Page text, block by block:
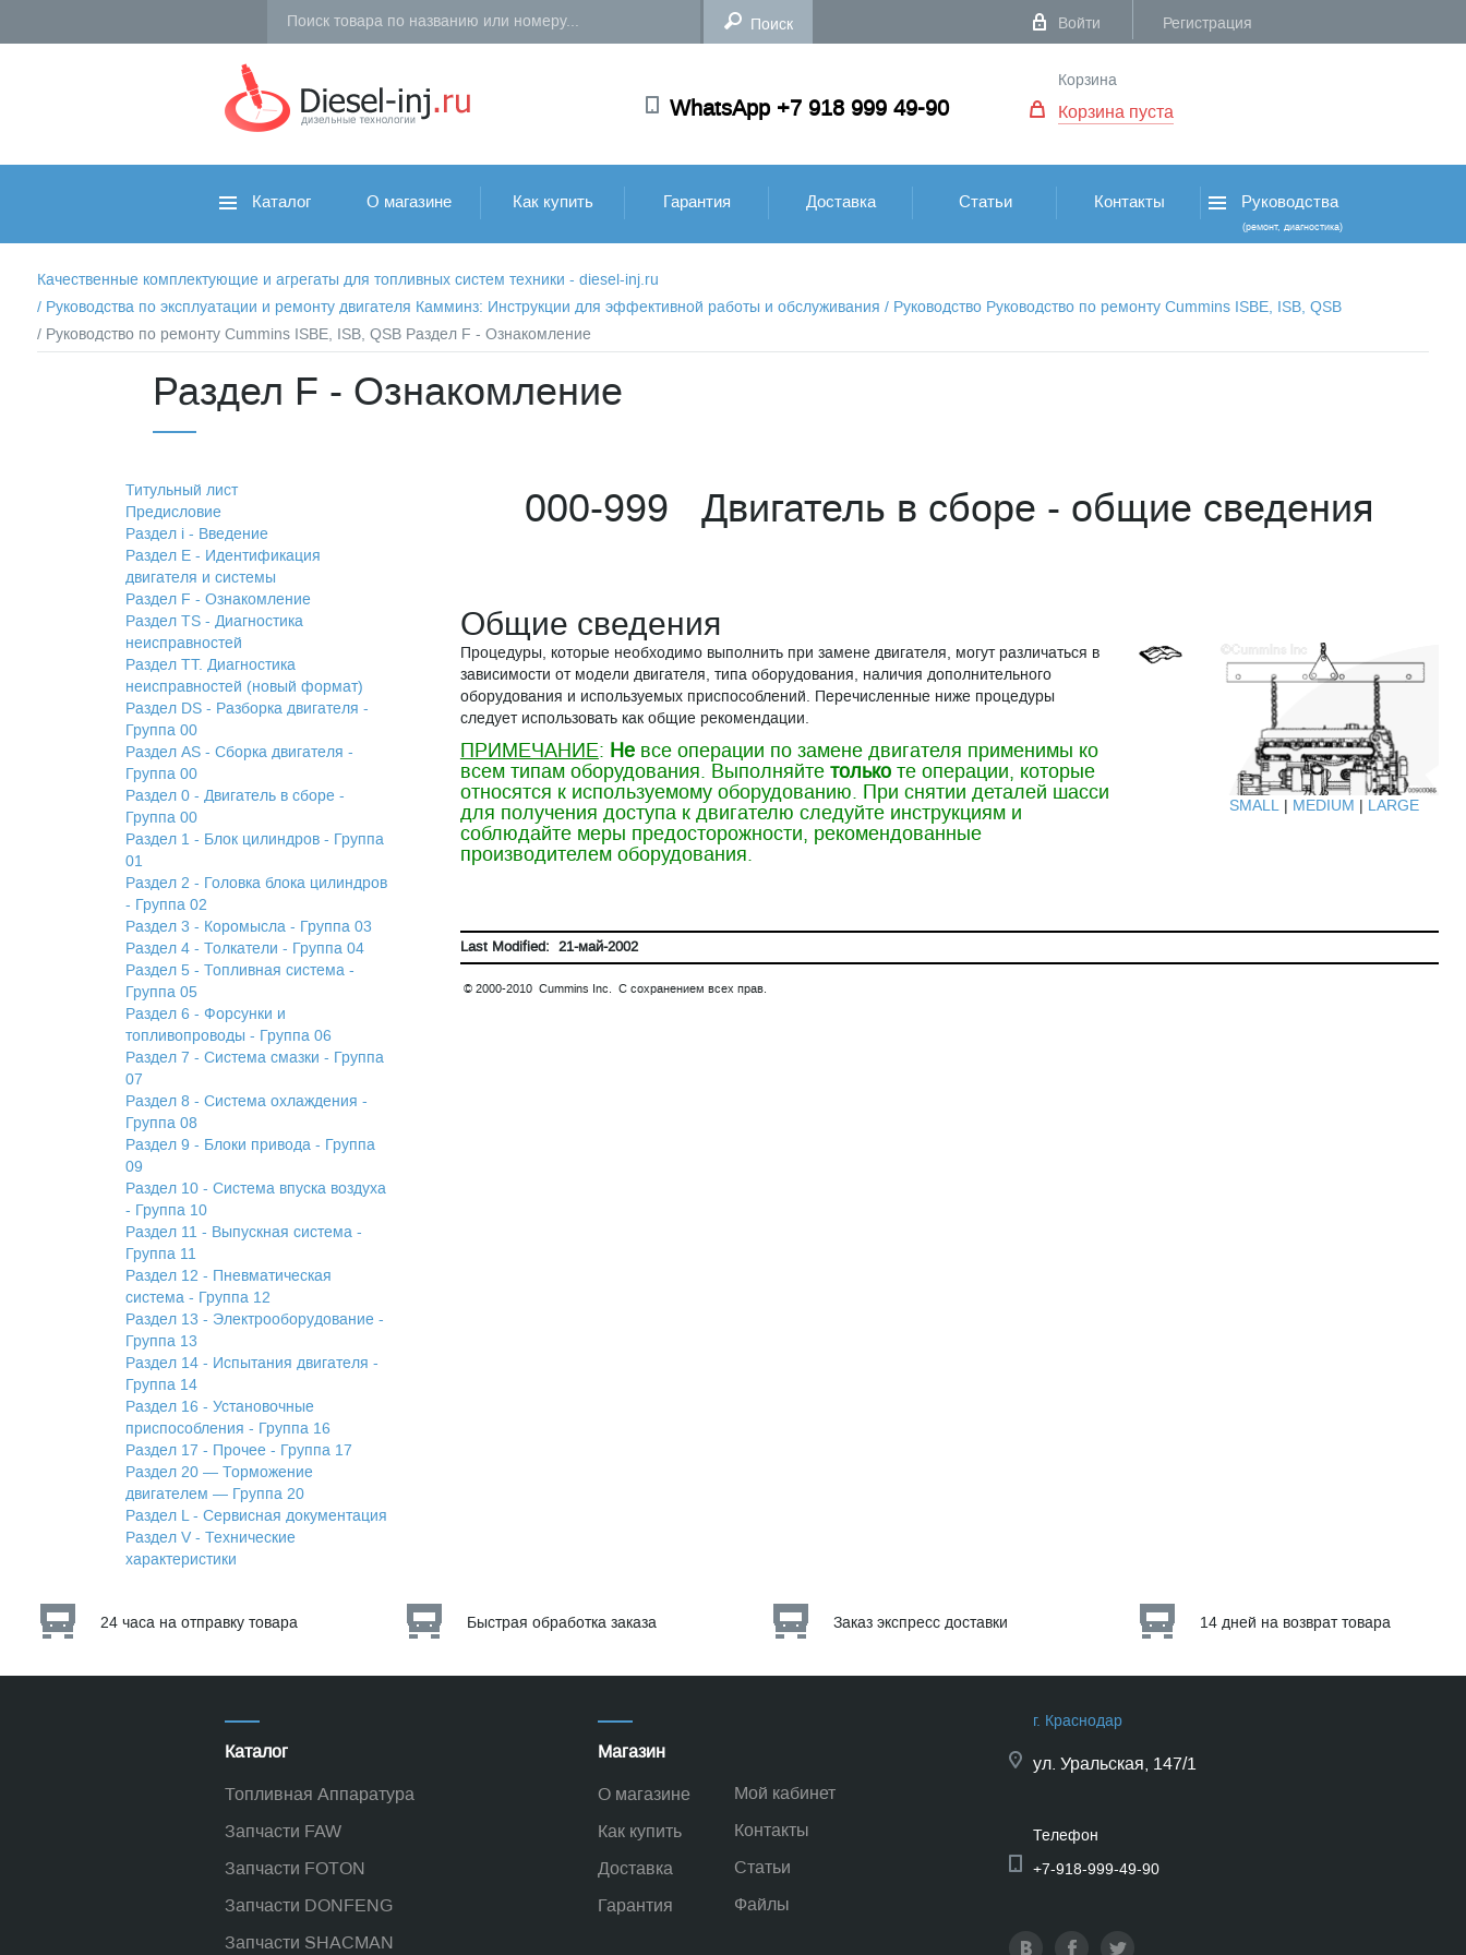
Войти Регистрация
WhatsApp +7 918 999 49-90
Корзина
Корзина пуста
Каталог О магазине Как купить Гарантия Доставка Статьи Контакты Руководства
(ремонт, диагностика)
Качественные комплектующие и агрегаты для топливных систем техники - diesel-inj.ru
/ Руководства по эксплуатации и ремонту двигателя Камминз: Инструкции для эффективной работы и обслуживания / Руководство Руководство по ремонту Cummins ISBE, ISB, QSB
/ Руководство по ремонту Cummins ISBE, ISB, QSB Раздел F - Ознакомление
Раздел F - Ознакомление
Титульный лист
Предисловие
Раздел i - Введение
Раздел Е - Идентификация
двигателя и системы
Раздел F - Ознакомление
Раздел TS - Диагностика
неисправностей
Раздел TТ. Диагностика
неисправностей (новый формат)
Раздел DS - Разборка двигателя -
Группа 00
Раздел АS - Сборка двигателя -
Группа 00
Раздел 0 - Двигатель в сборе -
Группа 00
Раздел 1 - Блок цилиндров - Группа
01
Раздел 2 - Головка блока цилиндров
- Группа 02
Раздел 3 - Коромысла - Группа 03
Раздел 4 - Толкатели - Группа 04
Раздел 5 - Топливная система -
Группа 05
Раздел 6 - Форсунки и
топливопроводы - Группа 06
Раздел 7 - Система смазки - Группа
07
Раздел 8 - Система охлаждения -
Группа 08
Раздел 9 - Блоки привода - Группа
09
Раздел 10 - Система впуска воздуха
- Группа 10
Раздел 11 - Выпускная система -
Группа 11
Раздел 12 - Пневматическая
система - Группа 12
Раздел 13 - Электрооборудование -
Группа 13
Раздел 14 - Испытания двигателя -
Группа 14
Раздел 16 - Установочные
приспособления - Группа 16
Раздел 17 - Прочее - Группа 17
Раздел 20 — Торможение
двигателем — Группа 20
Раздел L - Сервисная документация
Раздел V - Технические
характеристики
000-999 Двигатель в сборе - общие сведения
Общие сведения
Процедуры, которые необходимо выполнить при замене двигателя, могут различаться в
зависимости от модели двигателя, типа оборудования, наличия дополнительного
оборудования и используемых приспособлений. Перечисленные ниже процедуры
следует использовать как общие рекомендации.
ПРИМЕЧАНИЕ: Невсе операции по замене двигателя применимы ко
всем типам оборудования. Выполняйте толькоте операции, которые
относятся к используемому оборудованию. При снятии деталей шасси
для получения доступа к двигателю следуйте инструкциям и
соблюдайте меры предосторожности, рекомендованные
производителем оборудования.
SMALL| MEDIUM | LARGE
Last Modified: 21-май-2002
© 2000-2010 Cummins Inc. С сохранением всех прав.
24 часа на отправку товара Быстрая обработка заказа Заказ экспресс доставки 14 дней на возврат товара
Каталог
Топливная Аппаратура
Запчасти FAW
Запчасти FOTON
Запчасти DONFENG
Запчасти SHACMAN
Магазин
О магазине
Как купить
Доставка
Гарантия
Мой кабинет
Контакты
Статьи
Файлы
г. Краснодар
ул. Уральская, 147/1
Телефон
+7-918-999-49-90